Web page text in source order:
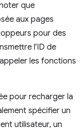
que
aux pages
pour des
l'ID de
les fonctions
pour recharger la
spécifier un
utilisateur, un